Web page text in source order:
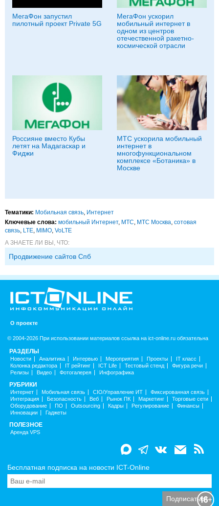
МегаФон запустил
пилотный проект Private 5G
МегаФон ускорил
мобильный интернет в
одном из центров
отечественной ракетно-
космической отрасли
Россияне вместо Кубы
летят на Мадагаскар и
Фиджи
МТС ускорила мобильный
интернет в
многофункциональном
комплексе «Ботаника» в
Москве
Тематики: Мобильная связь, Интернет
Ключевые слова: мобильный Интернет, МТС, МТС Москва, сотовая
связь, LTE, MIMO, VoLTE
А ЗНАЕТЕ ЛИ ВЫ, ЧТО:
Продвижение сайтов Спб
О проекте
© 2004-2026 При использовании материалов ссылка на ict-online.ru обязательна
РАЗДЕЛЫ
Новости Аналитика Интервью Мероприятия Проекты
IT класс
Колонка редактора
IT рейтинг ICT Life Тестовый стенд
Фигура речи
Релизы
Видео Фотогалерея Инфографика
РУБРИКИ
Интернет Мобильная связь CIO/Управление ИТ
Фиксированная связь
Интеграция
Безопасность Веб Рынок ПК Маркетинг
Торговые сети
Оборудование
ПО Outsourcing Кадры Регулирование
Финансы
Инновации
Гаджеты
ПОЛЕЗНОЕ
Аренда VPS
Бесплатная подписка на новости ICT-Online